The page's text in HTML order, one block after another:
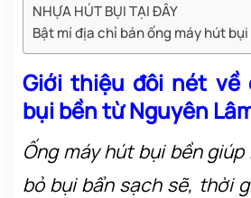
NHỰA HÚT BỤI TẠI ĐÂY
Bật mí địa chỉ bán ống máy hút
Giới thiệu đôi nét về
bụi bền từ Nguyên
Ống máy hút bụi bền
bỏ bụi bẩn sạch sẽ, thời